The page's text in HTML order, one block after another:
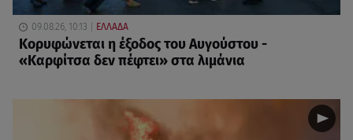
09.08.26, 10:13 ΕΛΛΑΔΑ
Κορυφώνεται η έξοδος του Αυγούστου -
«Καρφίτσα δεν πέφτει» στα λιμάνια